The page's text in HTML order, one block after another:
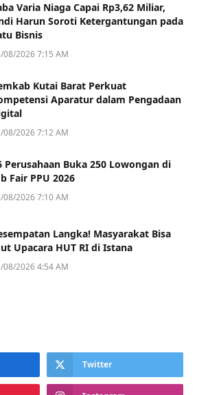
Varia Niaga Capai Rp3,62 Miliar,
Harun Soroti Ketergantungan pada
Bisnis
08/2026 7:15 AM
Kutai Barat Perkuat
Aparatur dalam Pengadaan
08/2026 7:12 AM
Perusahaan Buka 250 Lowongan di
Fair PPU 2026
08/2026 7:10 AM
Langka! Masyarakat Bisa
Upacara HUT RI di Istana
08/2026 4:54 AM
Twitter